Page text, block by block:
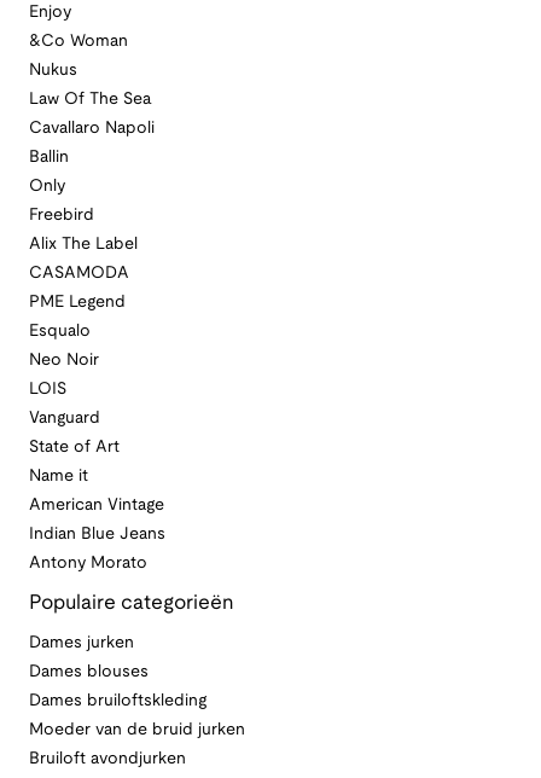
Enjoy
&Co Woman
Nukus
Law Of The Sea
Cavallaro Napoli
Ballin
Only
Freebird
Alix The Label
CASAMODA
PME Legend
Esqualo
Neo Noir
LOIS
Vanguard
State of Art
Name it
American Vintage
Indian Blue Jeans
Antony Morato
Populaire categorieën
Dames jurken
Dames blouses
Dames bruiloftskleding
Moeder van de bruid jurken
Bruiloft avondjurken